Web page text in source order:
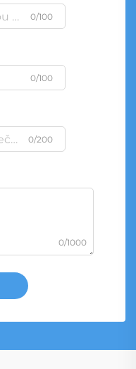
0/100
0/100
0/200
0/1000